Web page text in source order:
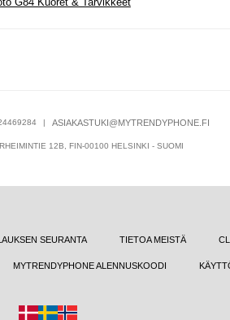
| ASIAKASTUKI@MYTRENDYPHONE.FI
12B, FIN-00100 HELSINKI - SUOMI
SEURANTA TIETOA MEISTÄ
MYTRENDYPHONE ALENNUSKOODI